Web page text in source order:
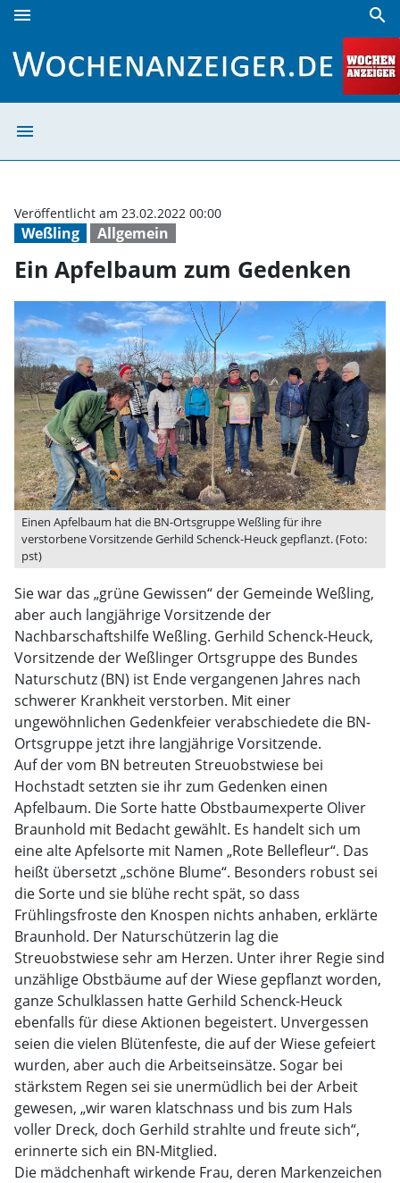
menu search
menu
Weßling Allgemein
Veröffentlicht am 23.02.2022 00:00
Ein Apfelbaum zum Gedenken
Einen Apfelbaum hat die BN-Ortsgruppe Weßling für ihre
verstorbene Vorsitzende Gerhild Schenck-Heuck gepflanzt. (Foto:
pst)
Sie war das „grüne Gewissen“ der Gemeinde Weßling,
aber auch langjährige Vorsitzende der
Nachbarschaftshilfe Weßling. Gerhild Schenck-Heuck,
Vorsitzende der Weßlinger Ortsgruppe des Bundes
Naturschutz (BN) ist Ende vergangenen Jahres nach
schwerer Krankheit verstorben. Mit einer
ungewöhnlichen Gedenkfeier verabschiedete die BN-
Ortsgruppe jetzt ihre langjährige Vorsitzende.
Auf der vom BN betreuten Streuobstwiese bei
Hochstadt setzten sie ihr zum Gedenken einen
Apfelbaum. Die Sorte hatte Obstbaumexperte Oliver
Braunhold mit Bedacht gewählt. Es handelt sich um
eine alte Apfelsorte mit Namen „Rote Bellefleur“. Das
heißt übersetzt „schöne Blume“. Besonders robust sei
die Sorte und sie blühe recht spät, so dass
Frühlingsfroste den Knospen nichts anhaben, erklärte
Braunhold. Der Naturschützerin lag die
Streuobstwiese sehr am Herzen. Unter ihrer Regie sind
unzählige Obstbäume auf der Wiese gepflanzt worden,
ganze Schulklassen hatte Gerhild Schenck-Heuck
ebenfalls für diese Aktionen begeistert. Unvergessen
seien die vielen Blütenfeste, die auf der Wiese gefeiert
wurden, aber auch die Arbeitseinsätze. Sogar bei
stärkstem Regen sei sie unermüdlich bei der Arbeit
gewesen, „wir waren klatschnass und bis zum Hals
voller Dreck, doch Gerhild strahlte und freute sich“,
erinnerte sich ein BN-Mitglied.
Die mädchenhaft wirkende Frau, deren Markenzeichen